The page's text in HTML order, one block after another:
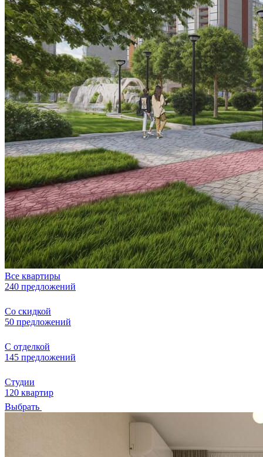
Все квартиры
240 предложений
Со скидкой
50 предложений
С отделкой
145 предложений
Студии
120 квартир
Выбрать